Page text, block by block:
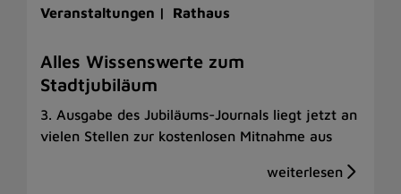
Veranstaltungen | Rathaus
Alles Wissenswerte zum
Stadtjubiläum
3. Ausgabe des Jubiläums-Journals liegt jetzt an
vielen Stellen zur kostenlosen Mitnahme aus